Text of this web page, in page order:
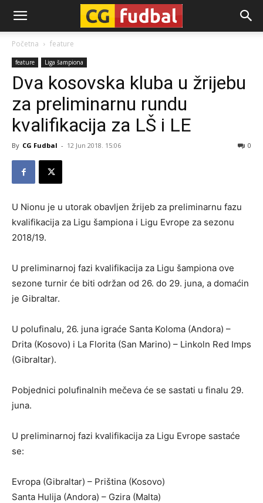
CG-
Fudbal
Početna feature
feature Liga šampiona
Dva kosovska kluba u žrijebu
za preliminarnu rundu
kvalifikacija za LŠ i LE
By CG Fudbal - 12 Jun 2018. 15:06 0
U Nionu je u utorak obavljen žrijeb za preliminarnu fazu
kvalifikacija za Ligu šampiona i Ligu Evrope za sezonu
2018/19.
U preliminarnoj fazi kvalifikacija za Ligu šampiona ove
sezone turnir će biti održan od 26. do 29. juna, a domaćin
je Gibraltar.
U polufinalu, 26. juna igraće Santa Koloma (Andora) –
Drita (Kosovo) i La Florita (San Marino) – Linkoln Red Imps
(Gibraltar).
Pobjednici polufinalnih mečeva će se sastati u finalu 29.
juna.
U preliminarnoj fazi kvalifikacija za Ligu Evrope sastaće
se:
Evropa (Gibraltar) – Priština (Kosovo)
Santa Hulija (Andora) – Gzira (Malta)